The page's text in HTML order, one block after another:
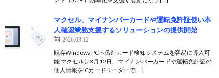
マクセル、マイナンバーカードや運転免許証使い本
人確認業務支援するソリューションの提供開始
2026.03.12
既存Windows PCへ偽造カード検知システムを容易に導入可
能 マクセルは3月12日、マイナンバーカードや運転免許証の
個人情報をICカードリーダーで[…]